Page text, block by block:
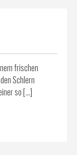
frischen
Schlern
so […]